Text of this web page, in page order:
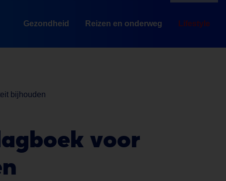
Gezondheid Reizen en onderweg Lifestyle
bijhouden
voor